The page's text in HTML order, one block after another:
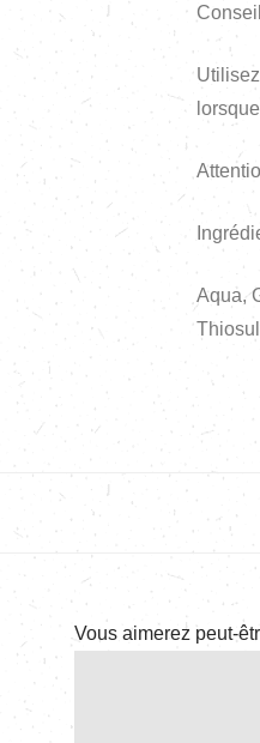
Aqua,
Vous aimerez peut-